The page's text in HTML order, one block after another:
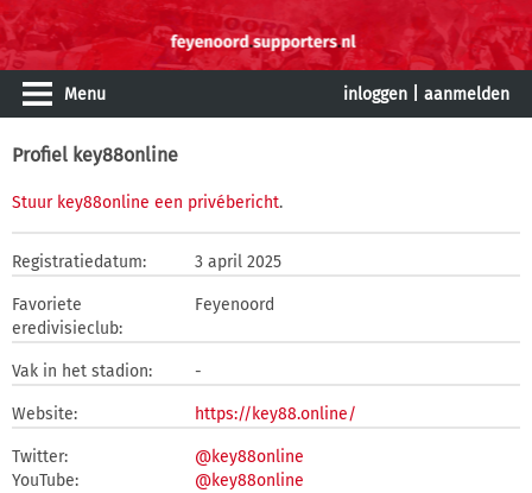
Menu inloggen aanmelden
Profiel key88online
Stuur key88online een privébericht.
Registratiedatum: 3 april 2025
Favoriete
eredivisieclub:
Feyenoord
Vak in het stadion: -
Website: https://key88.online/
Twitter:
@key88online
YouTube:
@key88online